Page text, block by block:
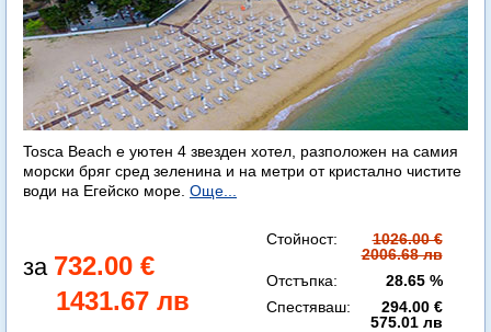
Tosca Beach е уютен 4 звезден хотел, разположен на самия
морски бряг сред зеленина и на метри от кристално чистите
води на Егейско море. Още...
732.00 €
1431.67 лв
Стойност:
1026.00 €
2006.68 лв
Отстъпка:
28.65 %
Спестяваш:
294.00 €
575.01 лв